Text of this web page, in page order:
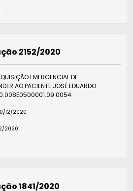
2152/2020
EMERGENCIAL DE
AO PACIENTE JOSÉ EDUARDO
12/2020
2020
1841/2020